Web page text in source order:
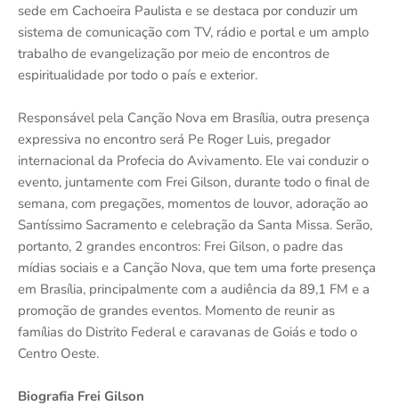
sede em Cachoeira Paulista e se destaca por conduzir um
sistema de comunicação com TV, rádio e portal e um amplo
trabalho de evangelização por meio de encontros de
espiritualidade por todo o país e exterior.
Responsável pela Canção Nova em Brasília, outra presença
expressiva no encontro será Pe Roger Luis, pregador
internacional da Profecia do Avivamento. Ele vai conduzir o
evento, juntamente com Frei Gilson, durante todo o final de
semana, com pregações, momentos de louvor, adoração ao
Santíssimo Sacramento e celebração da Santa Missa. Serão,
portanto, 2 grandes encontros: Frei Gilson, o padre das
mídias sociais e a Canção Nova, que tem uma forte presença
em Brasília, principalmente com a audiência da 89,1 FM e a
promoção de grandes eventos. Momento de reunir as
famílias do Distrito Federal e caravanas de Goiás e todo o
Centro Oeste.
Biografia Frei Gilson